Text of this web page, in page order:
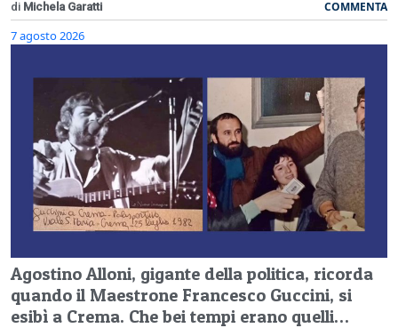
di Michela Garatti COMMENTA
7 agosto 2026
Agostino Alloni, gigante della politica, ricorda
quando il Maestrone Francesco Guccini, si
esibì a Crema. Che bei tempi erano quelli…